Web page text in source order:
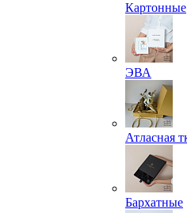
Картонные
ЭВА
Атласная
Бархатные